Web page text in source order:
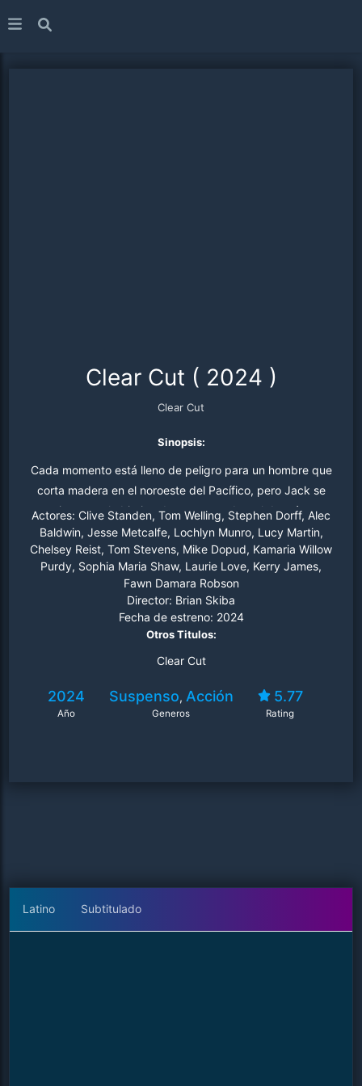
Clear Cut ( 2024 )
Clear Cut
Sinopsis:
Cada momento está lleno de peligro para un hombre que
corta madera en el noroeste del Pacífico, pero Jack se
convierte en el objetivo de un ataque brutal de más que
los elementos de este thriller lleno de acción. A medida
que Jack se adentra más en el bosque, se cruza con una
banda criminal de locos de su pasado que intentan
matarlo antes de que pueda luchar para regresar a la
civilización.
Actores: Clive Standen, Tom Welling, Stephen Dorff, Alec
Baldwin, Jesse Metcalfe, Lochlyn Munro, Lucy Martin,
Chelsey Reist, Tom Stevens, Mike Dopud, Kamaria Willow
Purdy, Sophia Maria Shaw, Laurie Love, Kerry James,
Fawn Damara Robson
Director: Brian Skiba
Fecha de estreno: 2024
Otros Titulos:
Clear Cut
2024
Año
Suspenso, Acción
Generos
5.77
Rating
Latino Subtitulado